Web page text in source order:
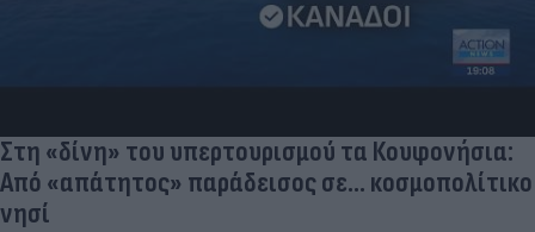
Στη «δίνη» του υπερτουρισμού τα Κουφονήσια:
Από «απάτητος» παράδεισος σε... κοσμοπολίτικο
νησί